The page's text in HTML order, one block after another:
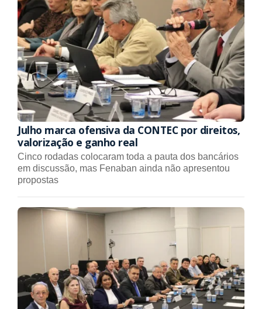
Julho marca ofensiva da CONTEC por direitos,
valorização e ganho real
Cinco rodadas colocaram toda a pauta dos bancários
em discussão, mas Fenaban ainda não apresentou
propostas